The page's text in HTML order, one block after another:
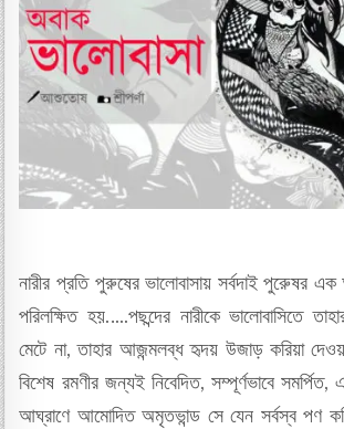
নারীর প্রতি পুরুষের ভালোবাসায় সর্বদাই পুরুেষর
পরিলক্ষিত হয়…..পছন্দের নারীকে ভালোবাসিতে
মেটে না, তাহার আজন্মলব্ধ হৃদয় উজাড় করিয়া
বিশেষ রমণীর জন্যই নিবেদিত, সম্পূর্ণভাবে
আঘ্রাণে আমোদিত অমৃতভান্ড সে যেন সর্বস্ব পণ